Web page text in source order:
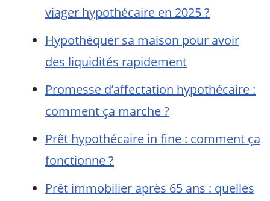
viager hypothécaire en 2025 ?
Hypothéquer sa maison pour avoir
des liquidités rapidement
Promesse d’affectation hypothécaire :
comment ça marche ?
Prêt hypothécaire in fine : comment ça
fonctionne ?
Prêt immobilier après 65 ans : quelles